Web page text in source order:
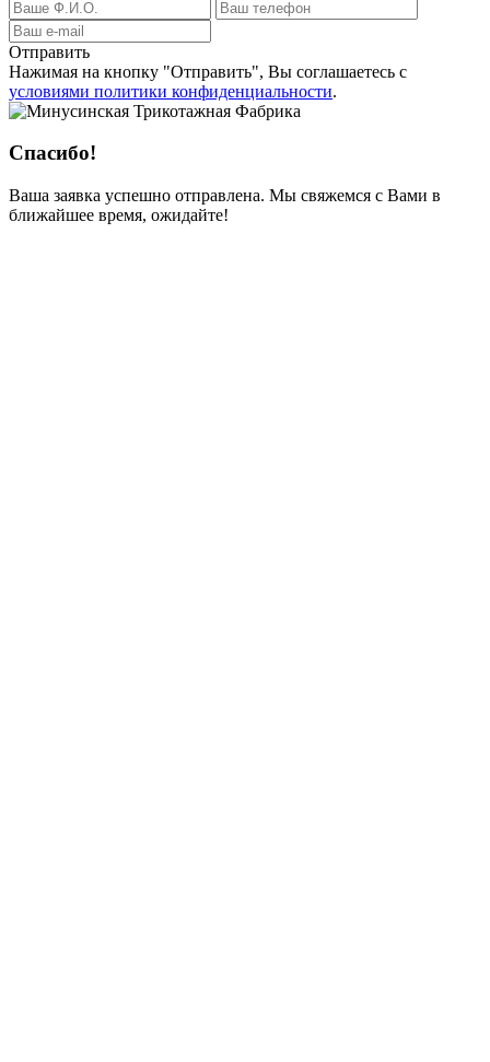
Отправить
Нажимая на кнопку "Отправить", Вы соглашаетесь с
условиями политики конфиденциальности.
Спасибо!
Ваша заявка успешно отправлена. Мы свяжемся с Вами в
ближайшее время, ожидайте!